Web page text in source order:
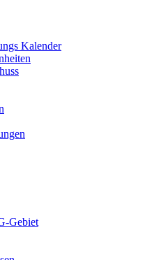
Kalender
Gebiet